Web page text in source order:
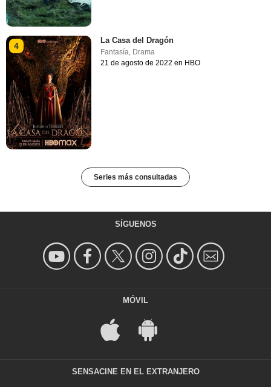
4
La Casa del Dragón
Fantasía, Drama
21 de agosto de 2022 en HBO
Series más consultadas
SÍGUENOS
MÓVIL
SENSACINE EN EL EXTRANJERO